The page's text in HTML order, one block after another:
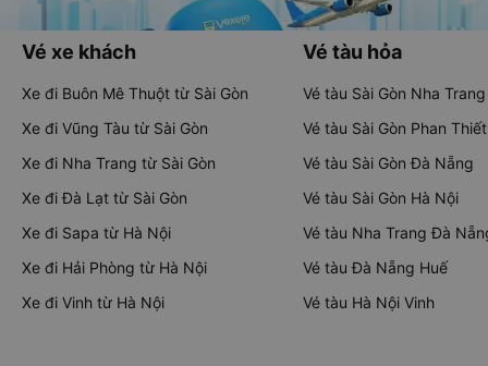
Vé xe khách
Xe đi Buôn Mê Thuột từ Sài Gòn
Xe đi Vũng Tàu từ Sài Gòn
Xe đi Nha Trang từ Sài Gòn
Xe đi Đà Lạt từ Sài Gòn
Xe đi Sapa từ Hà Nội
Xe đi Hải Phòng từ Hà Nội
Xe đi Vinh từ Hà Nội
Vé tàu hỏa
Vé tàu Sài Gòn Nha Trang
Vé tàu Sài Gòn Phan Thiết
Vé tàu Sài Gòn Đà Nẵng
Vé tàu Sài Gòn Hà Nội
Vé tàu Nha Trang Đà
Vé tàu Đà Nẵng Huế
Vé tàu Hà Nội Vinh